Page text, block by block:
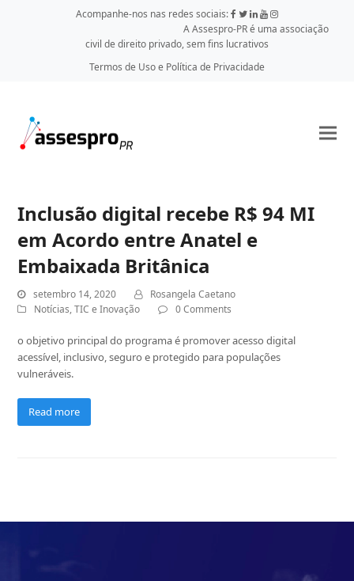
Acompanhe-nos nas redes sociais:
A Assespro-PR é uma associação
civil de direito privado, sem fins lucrativos
Termos de Uso e Política de Privacidade
Inclusão digital recebe R$ 94 MI
em Acordo entre Anatel e
Embaixada Britânica
setembro 14, 2020
Rosangela Caetano
Notícias,TIC e Inovação 0 Comments
o objetivo principal do programa é promover acesso digital
acessível, inclusivo, seguro e protegido para populações
vulneráveis.
Read more